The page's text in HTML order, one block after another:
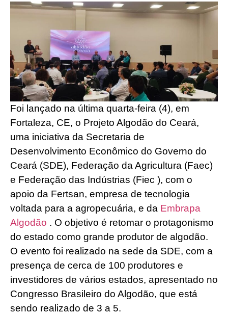
Foi lançado na última quarta-feira (4), em
Fortaleza, CE, o Projeto Algodão do Ceará,
uma iniciativa da Secretaria de
Desenvolvimento Econômico do Governo do
Ceará (SDE), Federação da Agricultura (Faec)
e Federação das Indústrias (Fiec ), com o
apoio da Fertsan, empresa de tecnologia
voltada para a agropecuária, e da Embrapa
Algodão . O objetivo é retomar o protagonismo
do estado como grande produtor de algodão.
O evento foi realizado na sede da SDE, com a
presença de cerca de 100 produtores e
investidores de vários estados, apresentado no
Congresso Brasileiro do Algodão, que está
sendo realizado de 3 a 5.